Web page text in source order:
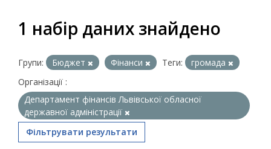
1 набір даних знайдено
Групи: Бюджет Фінанси Теги:
громада
Організації :
Департамент фінансів Львівської обласної
державної адміністрації
Фільтрувати результати